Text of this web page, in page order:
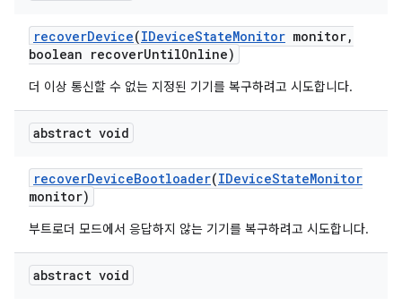
recoverDevice(IDeviceStateMonitor monitor,
boolean recoverUntilOnline)
더 이상 통신할 수 없는 지정된 기기를 복구하려고 시도합니다.
abstract void
recoverDeviceBootloader(IDeviceStateMonitor
monitor)
부트로더 모드에서 응답하지 않는 기기를 복구하려고 시도합니다.
abstract void